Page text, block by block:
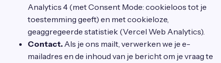
Analytics 4 (met Consent Mode: cookieloos tot je
toestemming geeft) en met cookieloze,
geaggregeerde statistiek (Vercel Web Analytics).
Contact. Als je ons mailt, verwerken we je e-
mailadres en de inhoud van je bericht om je vraag te